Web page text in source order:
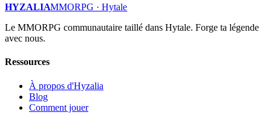
HYZALIAMMORPG · Hytale
Le MMORPG communautaire taillé dans Hytale. Forge ta légende
avec nous.
Ressources
À propos d'Hyzalia
Blog
Comment jouer